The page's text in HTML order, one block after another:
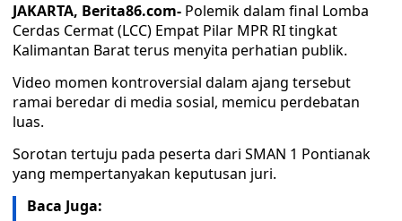
JAKARTA, Berita86.com- Polemik dalam final Lomba
Cerdas Cermat (LCC) Empat Pilar MPR RI tingkat
Kalimantan Barat terus menyita perhatian publik.
Video momen kontroversial dalam ajang tersebut
ramai beredar di media sosial, memicu perdebatan
luas.
Sorotan tertuju pada peserta dari SMAN 1 Pontianak
yang mempertanyakan keputusan juri.
Baca Juga: